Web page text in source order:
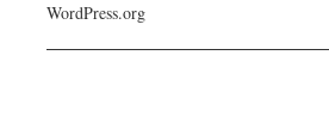
WordPress.org